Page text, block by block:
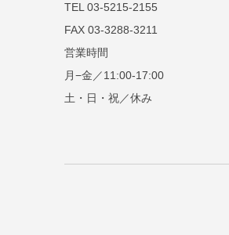
TEL 03-5215-2155
FAX 03-3288-3211
営業時間
月−金／11:00-17:00
土・日・祝／休み